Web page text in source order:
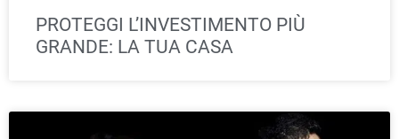
PROTEGGI L’INVESTIMENTO PIÙ
GRANDE: LA TUA CASA